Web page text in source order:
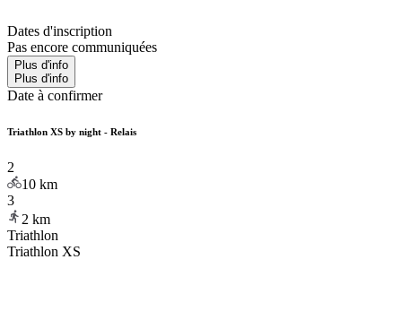
Dates d'inscription
Pas encore communiquées
Plus d'info
Plus d'info
Date à confirmer
Triathlon XS by night - Relais
2
10 km
3
2 km
Triathlon
Triathlon XS